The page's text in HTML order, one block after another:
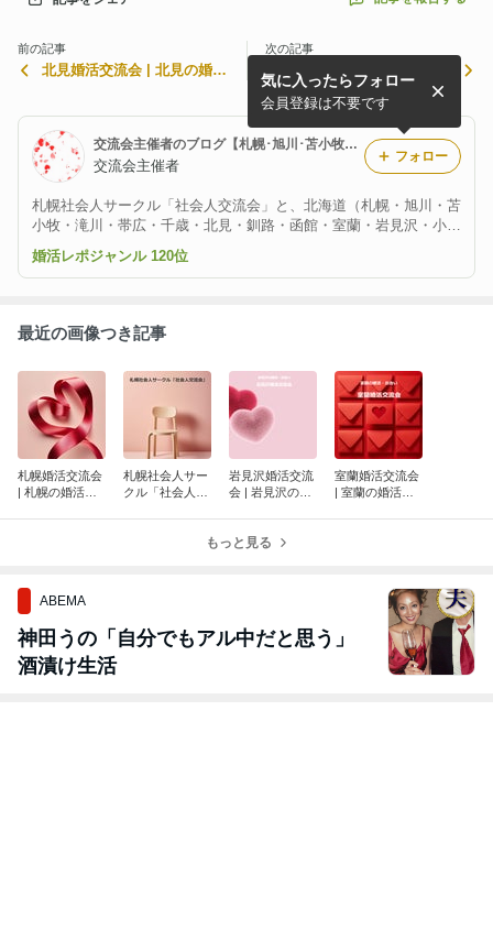
前の記事
北見婚活交流会 | 北見の婚活
次の記事
帯広婚活交流会 | 帯広の婚活
イベント
交流会主催者のブログ【札幌･旭川･苫小牧･滝川･帯広･千歳･北見･釧路･函館·室蘭·岩見沢·小樽·江別◇婚活･恋活･友達作り】
交流会主催者
札幌社会人サークル「社会人交流会」と、北海道（札幌・旭川・苫
小牧・滝川・帯広・千歳・北見・釧路・函館・室蘭・岩見沢・小
気に入ったらフォロー
会員登録は不要です
フォロー
婚活レポジャンル 120位
最近の画像つき記事
札幌婚活交流会
| 札幌の婚活イ
札幌社会人サー
クル「社会人交
岩見沢婚活交流
会 | 岩見沢の婚
室蘭婚活交流会
| 室蘭の婚活イ
もっと見る
ABEMA
神田うの「自分でもアル中だと思う」
酒漬け生活